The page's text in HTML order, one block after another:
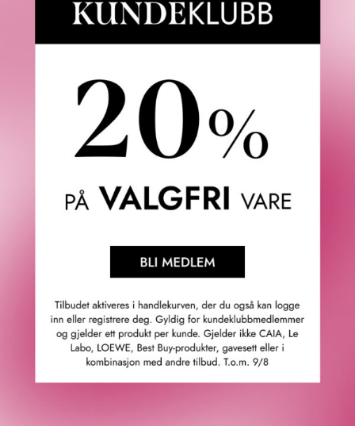
Bunnoter: Vetiver, patchouli, sandeltre, sedertre, myrra,
frankincense og opoponax.
inneholder duftende oljer) og en alkoholbase. Noen dufter
kan også inneholde litt vann og tilsetningsstoffer som
inneholder dufter med høyere duftkonsentrasjon mer
parfymeoljer og mindre alkohol, og omvendt.
Vanligvis betyr en høyere konsentrasjon av parfymeolje en
økt ytelse av duften (spesielt langvarig duft), men
virkningen av oljekonsentrasjon er mye mer kompleks og
varierer avhengig av hver formel.